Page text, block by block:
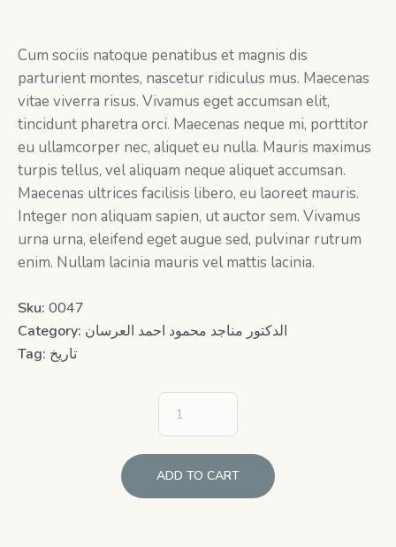
$30.00.$25.00.
Cum sociis natoque penatibus et magnis dis
parturient montes, nascetur ridiculus mus. Maecenas
vitae viverra risus. Vivamus eget accumsan elit,
tincidunt pharetra orci. Maecenas neque mi, porttitor
eu ullamcorper nec, aliquet eu nulla. Mauris maximus
turpis tellus, vel aliquam neque aliquet accumsan.
Maecenas ultrices facilisis libero, eu laoreet mauris.
Integer non aliquam sapien, ut auctor sem. Vivamus
urna urna, eleifend eget augue sed, pulvinar rutrum
enim. Nullam lacinia mauris vel mattis lacinia.
Sku: 0047
Category: الدكتور مناجد محمود احمد العرسان
Tag: تاريخ
ADD TO CART